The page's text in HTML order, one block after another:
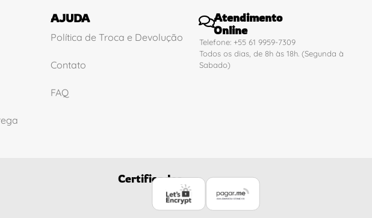
AJUDA
Política de Troca e Devolução
Contato
FAQ
Atendimento
Online
Telefone: +55 61 9959-7309
Todos os dias, de 8h às 18h. (Segunda à
Sabado)
Certificados